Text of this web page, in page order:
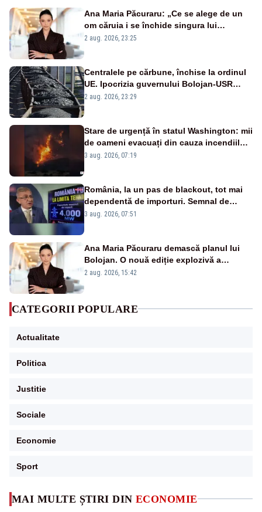
MAI MULTE ȘTIRI DIN ECONOMIE
Ana Maria Păcuraru: „Ce se alege de un
om căruia i se închide singura lui
portiță?”
2 aug. 2026, 23:25
Centralele pe cărbune, închise la ordinul
UE. Ipocrizia guvernului Bolojan-USR
după starea de alertă
2 aug. 2026, 23:29
Stare de urgență în statul Washington: mii
de oameni evacuați din cauza incendiilor
puternice de vegetație
3 aug. 2026, 07:19
România, la un pas de blackout, tot mai
dependentă de importuri. Semnal de
alarmă tras de un expert în energie
3 aug. 2026, 07:51
Ana Maria Păcuraru demască planul lui
Bolojan. O nouă ediție explozivă a
emisiunii „Miza Zilei” la Realitatea PLUS
2 aug. 2026, 15:42
CATEGORII POPULARE
Actualitate
Politica
Justitie
Sociale
Economie
Sport